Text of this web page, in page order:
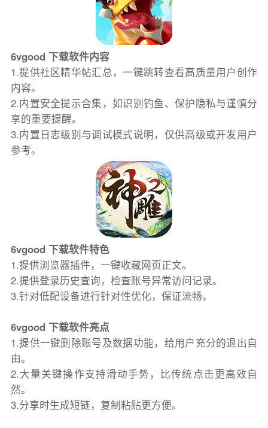
6vgood 下载软件内容
1.提供社区精华帖汇总，一键跳转查看高质量用户创作
内容。
2.内置安全提示合集，如识别钓鱼、保护隐私与谨慎分
享的重要提醒。
3.内置日志级别与调试模式说明，仅供高级或开发用户
参考。
6vgood 下载软件特色
1.提供浏览器插件，一键收藏网页正文。
2.提供登录历史查询，检查账号异常访问记录。
3.针对低配设备进行针对性优化，保证流畅。
6vgood 下载软件亮点
1.提供一键删除账号及数据功能，给用户充分的退出自
由。
2.大量关键操作支持滑动手势，比传统点击更高效自
然。
3.分享时生成短链，复制粘贴更方便。